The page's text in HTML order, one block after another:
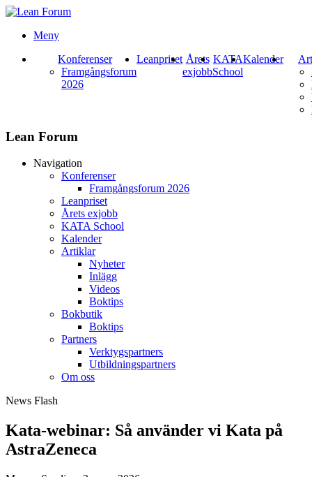
Meny
Konferenser
Framgångsforum
2026
Leanpriset Årets
exjobb
KATA
School
Kalender
Lean Forum
Navigation
Konferenser
Framgångsforum 2026
Leanpriset
Årets exjobb
KATA School
Kalender
Artiklar
Nyheter
Inlägg
Videos
Boktips
Bokbutik
Boktips
Partners
Verktygspartners
Utbildningspartners
Om oss
News Flash
Kata-webinar: Så använder vi Kata på
AstraZeneca